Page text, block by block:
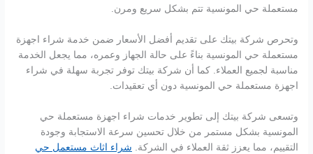
مستعملة حي المونسية تتم بشكل سريع ومرن.
وتحرص شركة بيتك على تقديم أفضل الأسعار ضمن خدمة شراء اجهزة
مستعملة حي المونسية بناءً على حالة الجهاز وعمره، مما يجعل الخدمة
مناسبة لجميع العملاء. كما أن شركة بيتك توفر تجربة سهلة في شراء
اجهزة مستعملة حي المونسية دون أي تعقيدات.
وتسعى شركة بيتك إلى تطوير خدمات شراء اجهزة مستعملة حي
المونسية بشكل مستمر من خلال تحسين سرعة الاستجابة وجودة
التقييم، مما يعزز ثقة العملاء في الشركة. شراء اثاث مستعمل حي